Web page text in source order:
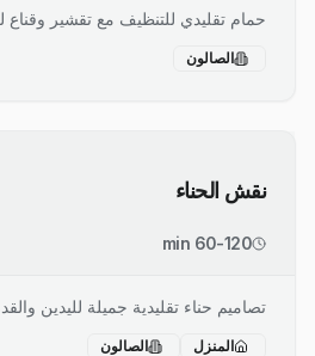
حمام تقليدي للتنظيف مع تقشير وقناع
الصالون
نقش الحناء
60-120 min
تصاميم حناء تقليدية جميلة لليدين
المنزل الصالون